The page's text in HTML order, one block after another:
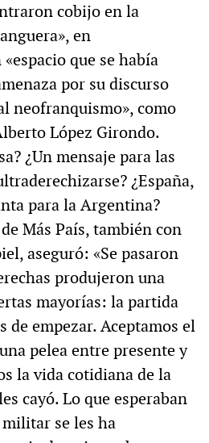
cobijo en la
en
que se había
por su discurso
neofranquismo», como
López Girondo.
¿Un mensaje para las
¿España,
para la Argentina?
Más País, también con
aseguró: «Se pasaron
produjeron una
mayorías: la partida
de empezar. Aceptamos el
pelea entre presente y
la vida cotidiana de la
cayó. Lo que esperaban
se les ha